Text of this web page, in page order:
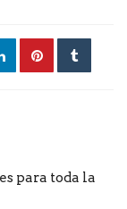
para toda la